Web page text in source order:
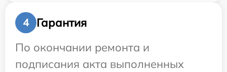
4
Гарантия
По окончании ремонта и
подписания акта выполненных